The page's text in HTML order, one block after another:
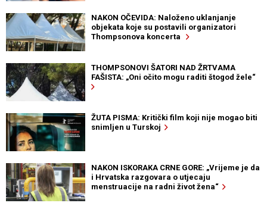
NAKON OČEVIDA: Naloženo uklanjanje
objekata koje su postavili organizatori
Thompsonova koncerta
THOMPSONOVI ŠATORI NAD ŽRTVAMA
FAŠISTA: „Oni očito mogu raditi štogod žele“
ŽUTA PISMA: Kritički film koji nije mogao biti
snimljen u Turskoj
NAKON ISKORAKA CRNE GORE: „Vrijeme je da
i Hrvatska razgovara o utjecaju
menstruacije na radni život žena“